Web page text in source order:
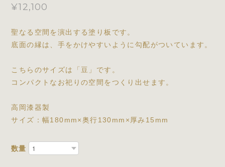
¥12,100
聖なる空間を演出する塗り板です。
底面の縁は、手をかけやすいように勾配がついています。
こちらのサイズは「豆」です。
コンパクトなお祀りの空間をつくり出せます。
高岡漆器製
サイズ：幅180mm×奥行130mm×厚み15mm
数量